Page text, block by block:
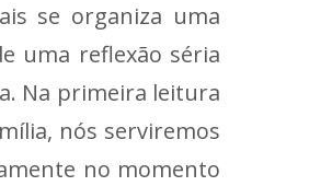
se organiza uma
uma reflexão séria
Na primeira leitura
nós serviremos
no momento